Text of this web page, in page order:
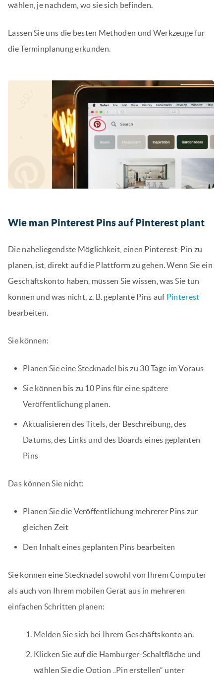
wählen, je nachdem, wo sie sich befinden.
Lassen Sie uns die besten Methoden und Werkzeuge für
die Terminplanung erkunden.
Wie man Pinterest Pins auf Pinterest plant
Die naheliegendste Möglichkeit, einen Pinterest-Pin zu
planen, ist, direkt auf die Plattform zu gehen. Wenn Sie ein
Geschäftskonto haben, müssen Sie wissen, was Sie tun
können und was nicht, z. B. geplante Pins auf Pinterest
bearbeiten.
Sie können:
Planen Sie eine Stecknadel bis zu 30 Tage im Voraus
Sie können bis zu 10 Pins für eine spätere
Veröffentlichung planen.
Aktualisieren des Titels, der Beschreibung, des
Datums, des Links und des Boards eines geplanten
Pins
Das können Sie nicht:
Planen Sie die Veröffentlichung mehrerer Pins zur
gleichen Zeit
Den Inhalt eines geplanten Pins bearbeiten
Sie können eine Stecknadel sowohl von Ihrem Computer
als auch von Ihrem mobilen Gerät aus in mehreren
einfachen Schritten planen:
Melden Sie sich bei Ihrem Geschäftskonto an.
Klicken Sie auf die Hamburger-Schaltfläche und
wählen Sie die Option „Pin erstellen“ unter